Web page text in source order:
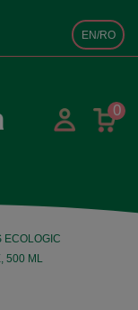
EN/RO
0
ECOLOGIC
500 ML